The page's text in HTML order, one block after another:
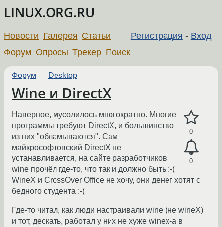
LINUX.ORG.RU
Регистрация - Вход
Новости Галерея Статьи
Форум Опросы Трекер Поиск
Форум — Desktop
Wine и DirectX
0
0
Наверное, мусолилось многократно. Многие
программы требуют DirectX, и большинство
из них "обламываются". Сам
майкрософтовский DirectX не
устанавливается, на сайте разработчиков
wine прочёл где-то, что так и должно быть :-(
WineX и CrossOver Office не хочу, они денег хотят с
бедного студента :-(
Где-то читал, как люди настраивали wine (не wineX)
и тот, дескать, работал у них не хуже winex-а в